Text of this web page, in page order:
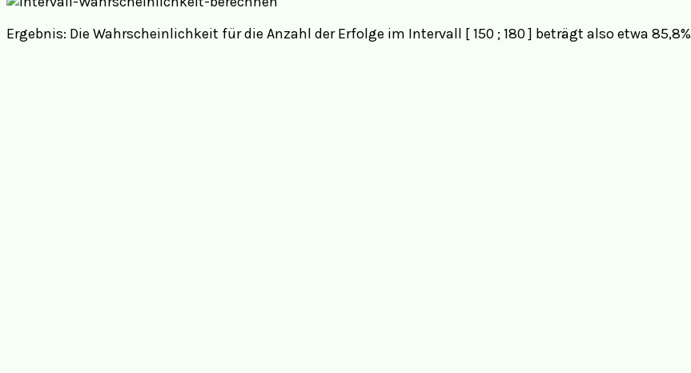
Ergebnis: Die Wahrscheinlichkeit für die Anzahl der Erfolge im Intervall [ 150 ; 180 ] beträgt also etwa 85,8%